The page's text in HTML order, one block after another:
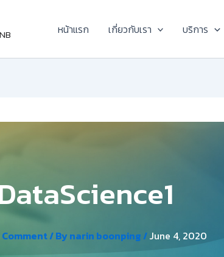
หน้าแรก เกี่ยวกับเรา บริการ
/ Bynarin boonping/June 4, 2020